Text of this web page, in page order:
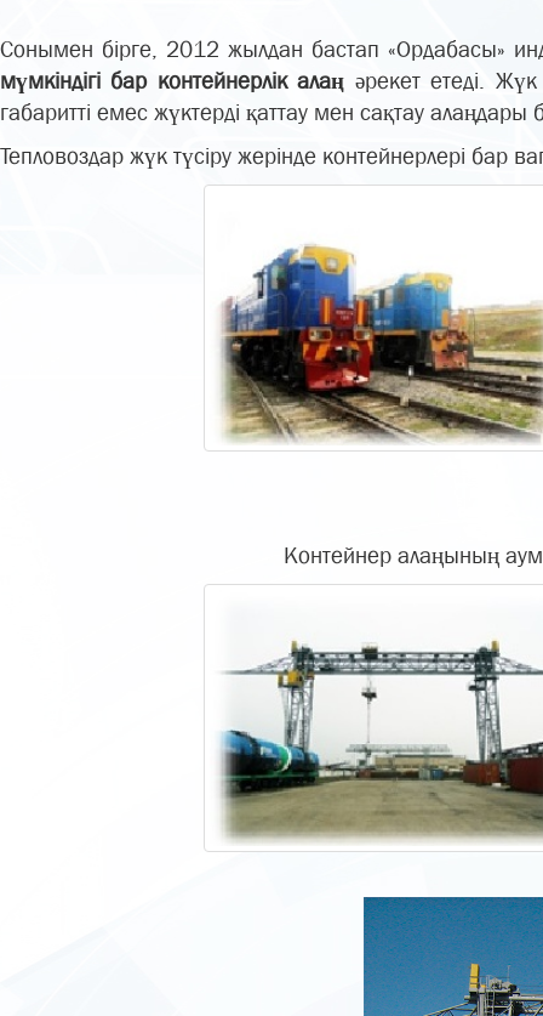
Сонымен бірге, 2012 жылдан бастап «Ордабасы»
мүмкіндігі бар контейнерлік алаң әрекет етеді. Жүк
габаритті емес жүктерді қаттау мен сақтау
Тепловоздар жүк түсіру жерінде контейнерлері бар
Контейнер алаңының